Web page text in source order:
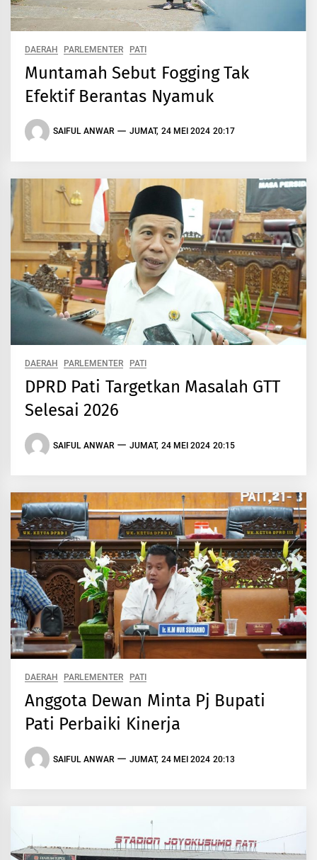
DAERAH PARLEMENTER PATI
Muntamah Sebut Fogging Tak
Efektif Berantas Nyamuk
SAIFUL ANWAR JUMAT, 24 MEI 2024 20:17
DAERAH PARLEMENTER PATI
DPRD Pati Targetkan Masalah GTT
Selesai 2026
SAIFUL ANWAR JUMAT, 24 MEI 2024 20:15
DAERAH PARLEMENTER PATI
Anggota Dewan Minta Pj Bupati
Pati Perbaiki Kinerja
SAIFUL ANWAR JUMAT, 24 MEI 2024 20:13